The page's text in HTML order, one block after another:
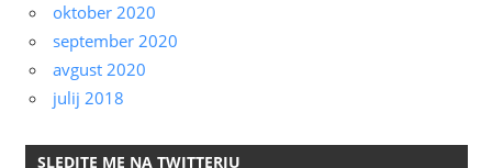
oktober 2020
september 2020
avgust 2020
julij 2018
SLEDITE ME NA TWITTERJU